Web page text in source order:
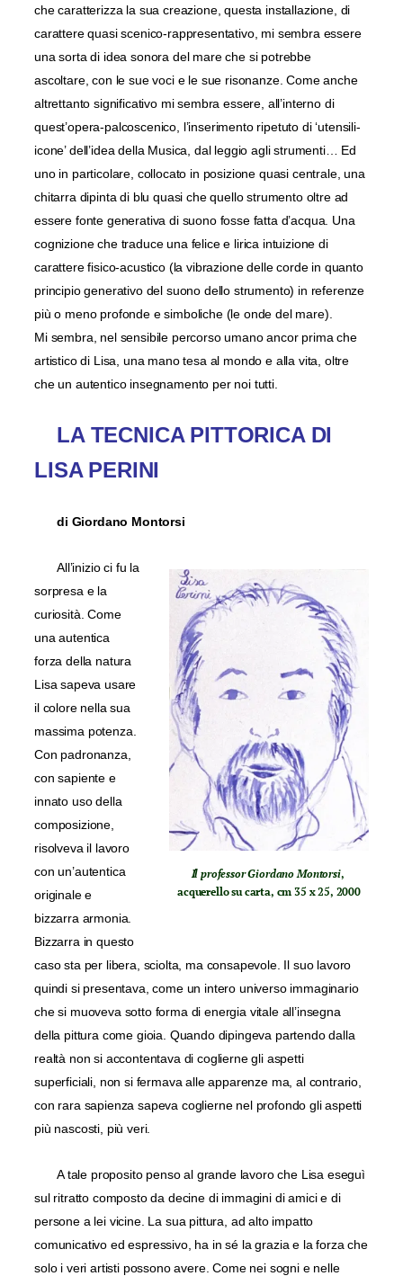
che caratterizza la sua creazione, questa installazione, di
carattere quasi scenico-rappresentativo, mi sembra essere
una sorta di idea sonora del mare che si potrebbe
ascoltare, con le sue voci e le sue risonanze. Come anche
altrettanto significativo mi sembra essere, all’interno di
quest’opera-palcoscenico, l’inserimento ripetuto di ‘utensili-
icone’ dell’idea della Musica, dal leggio agli strumenti… Ed
uno in particolare, collocato in posizione quasi centrale, una
chitarra dipinta di blu quasi che quello strumento oltre ad
essere fonte generativa di suono fosse fatta d’acqua. Una
cognizione che traduce una felice e lirica intuizione di
carattere fisico-acustico (la vibrazione delle corde in quanto
principio generativo del suono dello strumento) in referenze
più o meno profonde e simboliche (le onde del mare).
Mi sembra, nel sensibile percorso umano ancor prima che
artistico di Lisa, una mano tesa al mondo e alla vita, oltre
che un autentico insegnamento per noi tutti.
LA TECNICA PITTORICA DI
LISA PERINI
di Giordano Montorsi
Il professor Giordano Montorsi,
acquerello su carta, cm 35 x 25, 2000
All’inizio ci fu la
sorpresa e la
curiosità. Come
una autentica
forza della natura
Lisa sapeva usare
il colore nella sua
massima potenza.
Con padronanza,
con sapiente e
innato uso della
composizione,
risolveva il lavoro
con un’autentica
originale e
bizzarra armonia.
Bizzarra in questo
caso sta per libera, sciolta, ma consapevole. Il suo lavoro
quindi si presentava, come un intero universo immaginario
che si muoveva sotto forma di energia vitale all’insegna
della pittura come gioia. Quando dipingeva partendo dalla
realtà non si accontentava di coglierne gli aspetti
superficiali, non si fermava alle apparenze ma, al contrario,
con rara sapienza sapeva coglierne nel profondo gli aspetti
più nascosti, più veri.
A tale proposito penso al grande lavoro che Lisa eseguì
sul ritratto composto da decine di immagini di amici e di
persone a lei vicine. La sua pittura, ad alto impatto
comunicativo ed espressivo, ha in sé la grazia e la forza che
solo i veri artisti possono avere. Come nei sogni e nelle